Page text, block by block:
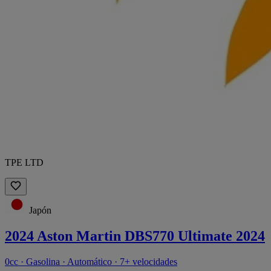
TPE LTD
Japón
2024 Aston Martin DBS770 Ultimate 2024
0cc · Gasolina · Automático · 7+ velocidades